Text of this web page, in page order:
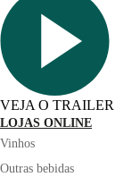
VEJA O TRAILER
LOJAS ONLINE
Vinhos
Outras bebidas